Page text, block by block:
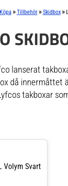
Köpa » Tillbehör » Skidbox »
lanserat
då innermåttet
takboxar
Volym Svart